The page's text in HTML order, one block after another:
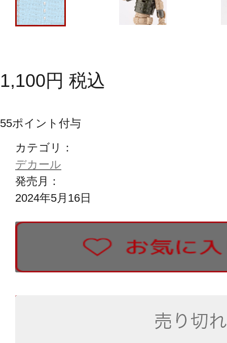
1,100円 税込
55ポイント付与
カテゴリ：
デカール
発売月：
2024年5月16日